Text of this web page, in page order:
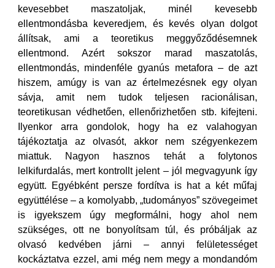
kevesebbet maszatoljak, minél kevesebb
ellentmondásba keveredjem, és kevés olyan dolgot
állítsak, ami a teoretikus meggyőződésemnek
ellentmond. Azért sokszor marad maszatolás,
ellentmondás, mindenféle gyanús metafora – de azt
hiszem, amúgy is van az értelmezésnek egy olyan
sávja, amit nem tudok teljesen racionálisan,
teoretikusan védhetően, ellenőrizhetően stb. kifejteni.
Ilyenkor arra gondolok, hogy ha ez valahogyan
tájékoztatja az olvasót, akkor nem szégyenkezem
miattuk. Nagyon hasznos tehát a folytonos
lelkifurdalás, mert kontrollt jelent – jól megvagyunk így
együtt. Egyébként persze fordítva is hat a két műfaj
együttélése – a komolyabb, „tudományos” szövegeimet
is igyekszem úgy megformálni, hogy ahol nem
szükséges, ott ne bonyolítsam túl, és próbáljak az
olvasó kedvében járni – annyi felületességet
kockáztatva ezzel, ami még nem megy a mondandóm